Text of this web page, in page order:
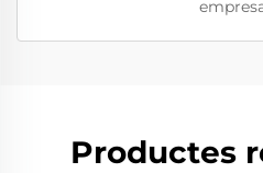
Productes